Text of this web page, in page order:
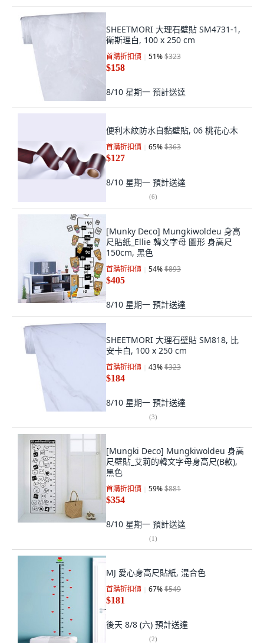
SHEETMORI 大理石壁貼 SM4731-1,
衛斯理白, 100 x 250 cm
首購折扣價 51%$323
$158
8/10 星期一 預計送達
便利木紋防水自黏壁貼, 06 桃花心木
首購折扣價 65%$363
$127
8/10 星期一 預計送達
(6)
[Munky Deco] Mungkiwoldeu 身高
尺貼紙_Ellie 韓文字母 圖形 身高尺
150cm, 黑色
首購折扣價 54%$893
$405
8/10 星期一 預計送達
SHEETMORI 大理石壁貼 SM818, 比
安卡白, 100 x 250 cm
首購折扣價 43%$323
$184
8/10 星期一 預計送達
(3)
[Mungki Deco] Mungkiwoldeu 身高
尺壁貼_艾莉的韓文字母身高尺(B款),
黑色
首購折扣價 59%$881
$354
8/10 星期一 預計送達
(1)
MJ 愛心身高尺貼紙, 混合色
首購折扣價 67%$549
$181
後天 8/8 (六) 預計送達
(2)